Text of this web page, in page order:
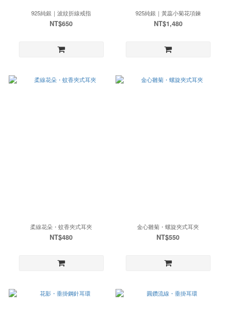
925純銀｜波紋折線戒指
NT$650
925純銀｜黃蕊小菊花項鍊
NT$1,480
柔線花朵・蚊香夾式耳夾
NT$480
金心雛菊・螺旋夾式耳夾
NT$550